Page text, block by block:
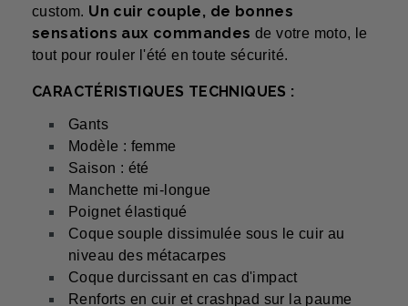
custom. Un cuir couple, de bonnes
sensations aux commandes de votre moto, le
tout pour rouler l'été en toute sécurité.
CARACTÉRISTIQUES TECHNIQUES :
Gants
Modèle : femme
Saison : été
Manchette mi-longue
Poignet élastiqué
Coque souple dissimulée sous le cuir au
niveau des métacarpes
Coque durcissant en cas d'impact
Renforts en cuir et crashpad sur la paume